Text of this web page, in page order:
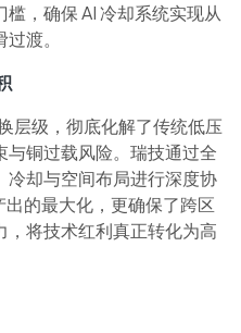
，确保 AI 冷却系统实现从
渡。
层级，彻底化解了传统低压
铜过载风险。瑞技通过全
冷却与空间布局进行深度协
的最大化，更确保了跨区
将技术红利真正转化为高